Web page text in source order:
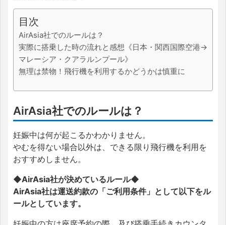
目次
AirAsia社でのルールは？
実際に搭乗した時の流れと感想《日本・関西国際空港→
マレーシア・クアラルンプール》
無理は禁物！飛行機を利用するかどうかは慎重に
AirAsia社でのルールは？
妊娠中は何が起こるかわかりません。
やむを得ない場合以外は、できる限り飛行機を利用を
おすすめしません。
◆AirAsia社が決めているルール◆
AirAsia社は運送約款の「ご利用条件」として以下をル
ールとしています。